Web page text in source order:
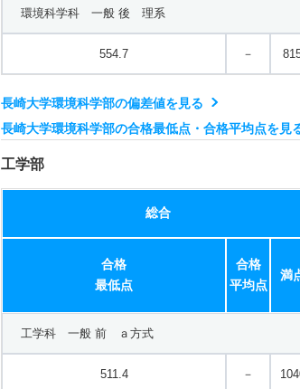
環境科学科 一般 後 理系
554.7 －
長崎大学環境科学部の偏差値を見る
長崎大学環境科学部の合格最低点・合格平均点を見
工学部
総合
合格
最低点
合格
平均点
満
工学科 一般 前 ａ方式
511.4 －